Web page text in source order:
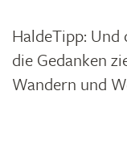
HaldeTipp: Und
die Gedanken
Wandern und